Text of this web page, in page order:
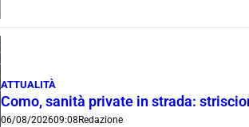
ATTUALITÀ
Como, sanità private in strada:
06/08/202609:08 Redazione